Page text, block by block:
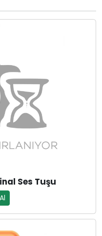
Ses Tuşu